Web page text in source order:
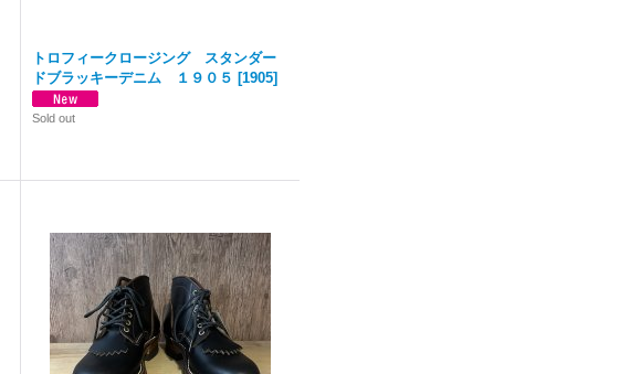
トロフィークロージング スタンダー
ドブラッキーデニム １９０５ [1905]
Sold out